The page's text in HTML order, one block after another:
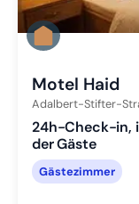
Motel Haid
Adalbert-Stifter-
24h-Check-in,
der Gäste
Gästezimmer